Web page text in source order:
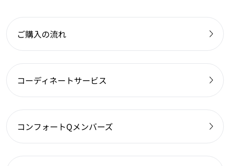
ご購入の流れ
コーディネートサービス
コンフォートQメンバーズ